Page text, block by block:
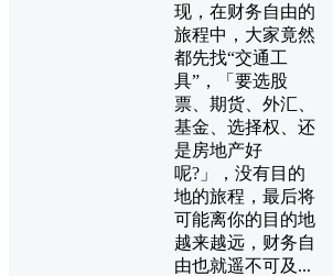
现，在财务自由的
旅程中，大家竟然
都先找“交通工
具”，「要选股
票、期货、外汇、
基金、选择权、还
是房地产好
呢?」，没有目的
地的旅程，最后将
可能离你的目的地
越来越远，财务自
由也就遥不可及...